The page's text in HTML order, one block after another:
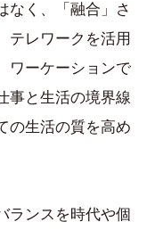
なく、「融合」さ
テレワークを活用
ワーケーションで
事と生活の境界線
の生活の質を高め
ランスを時代や個